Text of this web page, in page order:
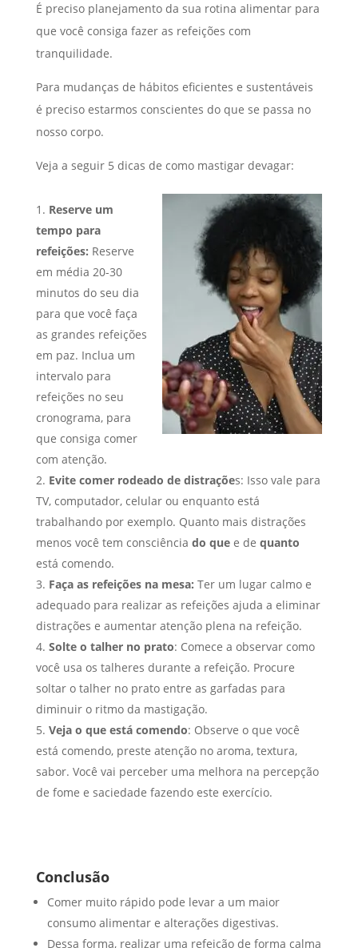
É preciso planejamento da sua rotina alimentar para
que você consiga fazer as refeições com
tranquilidade.
Para mudanças de hábitos eficientes e sustentáveis
é preciso estarmos conscientes do que se passa no
nosso corpo.
Veja a seguir 5 dicas de como mastigar devagar:
Reserve um
tempo para
refeições: Reserve
em média 20-30
minutos do seu dia
para que você faça
as grandes refeições
em paz. Inclua um
intervalo para
refeições no seu
cronograma, para
que consiga comer
com atenção.
Evite comer rodeado de distrações: Isso vale para
TV, computador, celular ou enquanto está
trabalhando por exemplo. Quanto mais distrações
menos você tem consciência do quee de quanto
está comendo.
Faça as refeições na mesa: Ter um lugar calmo e
adequado para realizar as refeições ajuda a eliminar
distrações e aumentar atenção plena na refeição.
Solte o talher no prato: Comece a observar como
você usa os talheres durante a refeição. Procure
soltar o talher no prato entre as garfadas para
diminuir o ritmo da mastigação.
Veja o que está comendo: Observe o que você
está comendo, preste atenção no aroma, textura,
sabor. Você vai perceber uma melhora na percepção
de fome e saciedade fazendo este exercício.
Conclusão
Comer muito rápido pode levar a um maior
consumo alimentar e alterações digestivas.
Dessa forma, realizar uma refeição de forma calma